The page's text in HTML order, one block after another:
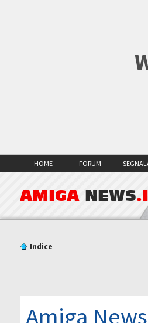
HOME FORUM
AMIGA NEWS
Indice
Amiga